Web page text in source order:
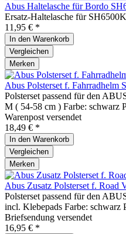
Abus Haltelasche für Bordo
Ersatz-Haltelasche für
11,95 € *
In den Warenkorb
Vergleichen
Merken
Abus Polsterset f. Fahrradhelm
Polsterset passend für den
M ( 54-58 cm ) Farbe: schwarz
Warenpost versendet
18,49 € *
In den Warenkorb
Vergleichen
Merken
Abus Zusatz Polsterset f. Road
Polsterset passend für den
incl. Klebepads Farbe:
Briefsendung versendet
16,95 € *